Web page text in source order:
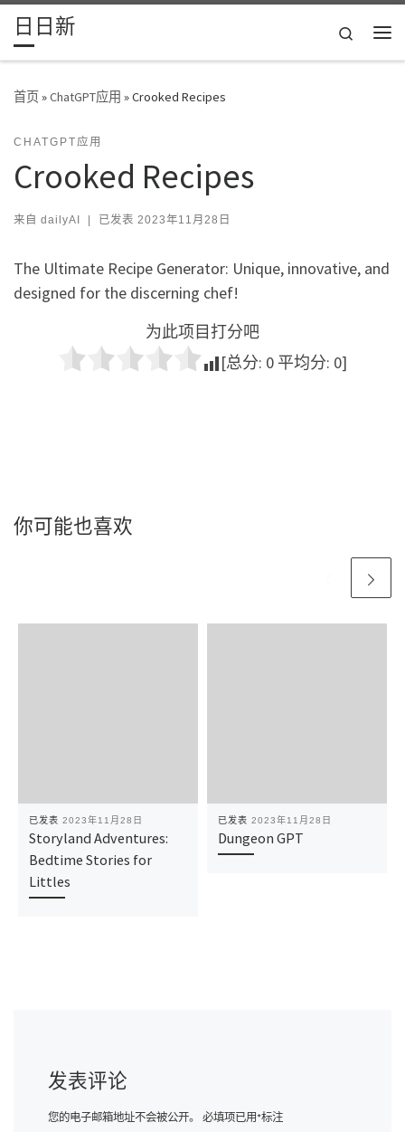
Skip to content
日日新
Search
首页»ChatGPT应用 »Crooked Recipes
CHATGPT应用
Crooked Recipes
来自 dailyAI | 已发表 2023年11月28日
The Ultimate Recipe Generator: Unique, innovative, and
designed for the discerning chef!
为此项目打分吧
[总分: 0 平均分: 0]
你可能也喜欢
已发表 2023年11月28日
Storyland Adventures:
Bedtime Stories for
Littles
已发表 2023年11月28日
Dungeon GPT
发表评论
您的电子邮箱地址不会被公开。 必填项已用*标注